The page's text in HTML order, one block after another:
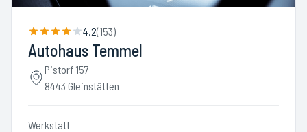
4.2(153)
Autohaus Temmel
Pistorf 157
8443 Gleinstätten
Werkstatt